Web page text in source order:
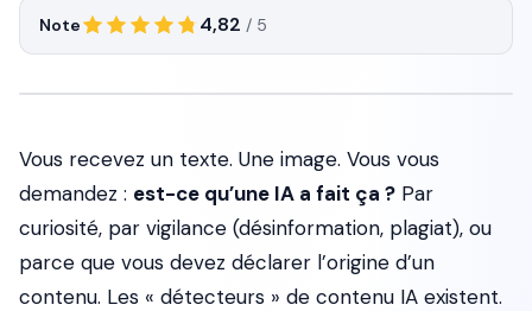
Note 4,82 / 5
Vous recevez un texte. Une image. Vous vous
demandez : est-ce qu’une IA a fait ça ? Par
curiosité, par vigilance (désinformation, plagiat), ou
parce que vous devez déclarer l’origine d’un
contenu. Les « détecteurs » de contenu IA existent.